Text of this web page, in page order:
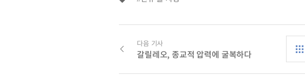
다음 기사
갈릴레오, 종교적 압력에 굴복하다